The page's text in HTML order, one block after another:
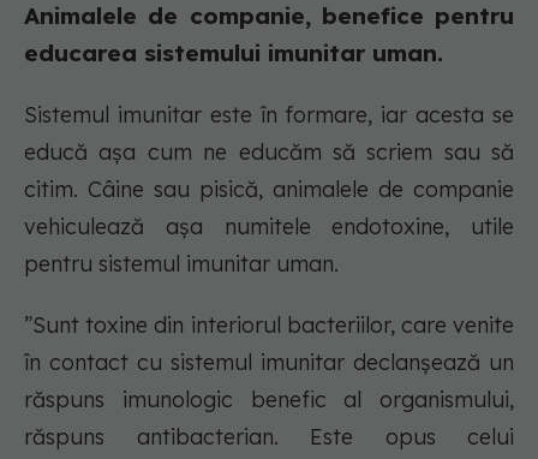
Animalele de companie, benefice pentru
educarea sistemului imunitar uman.
Sistemul imunitar este în formare, iar acesta se
educă așa cum ne educăm să scriem sau să
citim. Câine sau pisică, animalele de companie
vehiculează așa numitele endotoxine, utile
pentru sistemul imunitar uman.
”Sunt toxine din interiorul bacteriilor, care venite
în contact cu sistemul imunitar declanșează un
răspuns imunologic benefic al organismului,
răspuns antibacterian. Este opus celui